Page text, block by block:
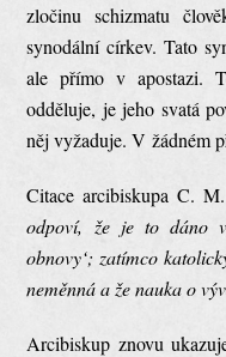
zločinu schizmatu
synodální církev. Tato
ale přímo v apostazi.
odděluje, je jeho svatá
něj vyžaduje. V žádném
Citace arcibiskupa C.
odpoví, že je to dáno
obnovy‘; zatímco
neměnná a že nauka o
Arcibiskup znovu